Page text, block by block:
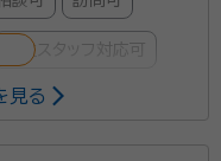
女性スタッフ対応可
見る